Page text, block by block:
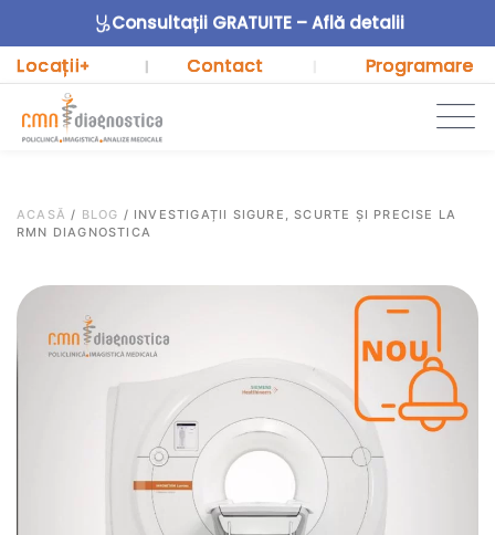
Consultații GRATUITE – Află detalii
Locații+ | Contact Programare
ACASĂ / BLOG / INVESTIGAȚII SIGURE, SCURTE ȘI PRECISE LA
RMN DIAGNOSTICA